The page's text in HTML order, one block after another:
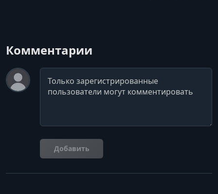
Комментарии
Комментарий
Добавить